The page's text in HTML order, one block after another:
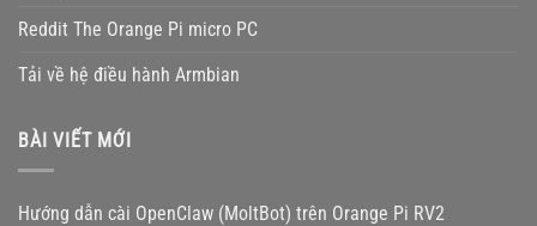
Reddit The Orange Pi micro PC
Tải về hệ điều hành Armbian
BÀI VIẾT MỚI
Hướng dẫn cài OpenClaw (MoltBot) trên Orange Pi RV2